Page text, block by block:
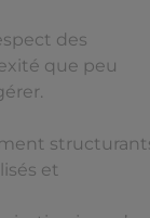
des
que peu
et